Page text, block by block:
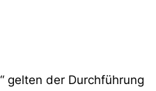
gelten der Durchführung